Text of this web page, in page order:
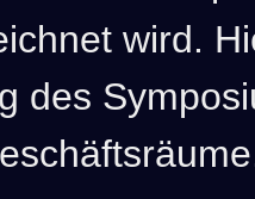
wird.
des